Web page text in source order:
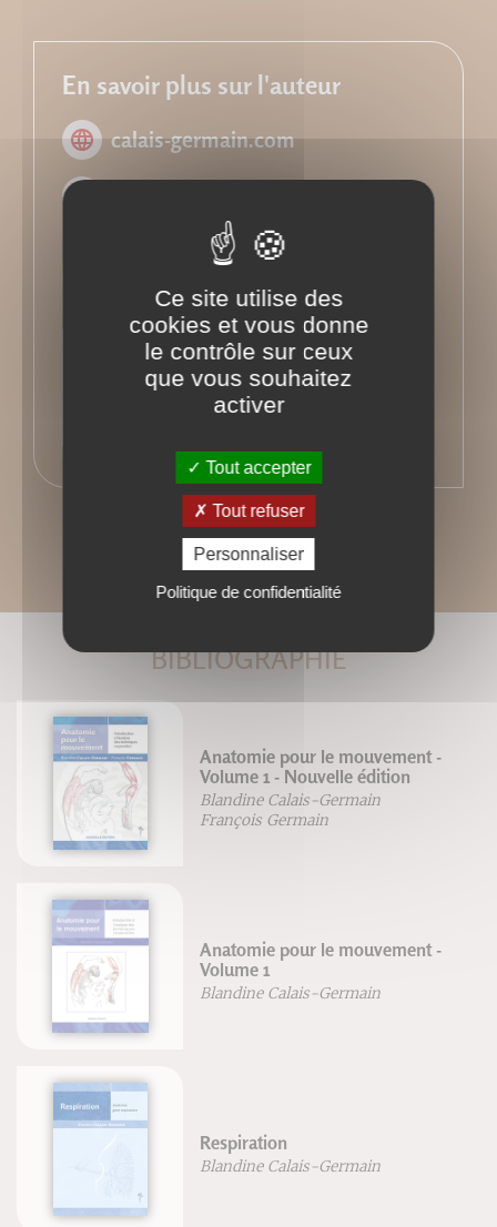
En savoir plus sur l'auteur
calais-germain.com
Retour à l'ouvrage
BIBLIOGRAPHIE
Anatomie pour le mouvement -
Volume 1 - Nouvelle édition
Blandine Calais-Germain
François Germain
Anatomie pour le mouvement -
Volume 1
Blandine Calais-Germain
Respiration
Blandine Calais-Germain
Ce site utilise des
cookies et vous donne
le contrôle sur ceux
que vous souhaitez
activer
Tout accepter
Tout refuser
Personnaliser
Politique de confidentialité